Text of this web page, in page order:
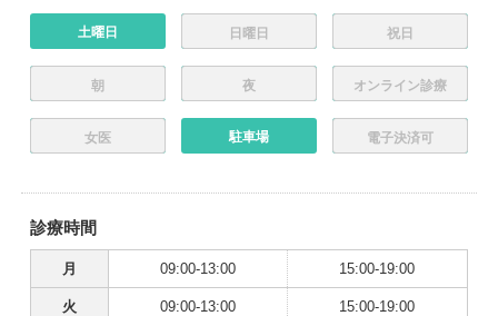
土曜日 日曜日 祝日
朝 夜 オンライン診療
女医 駐車場 電子決済可
診療時間
月 09:00-13:00 15:00-19:00
火 09:00-13:00 15:00-19:00